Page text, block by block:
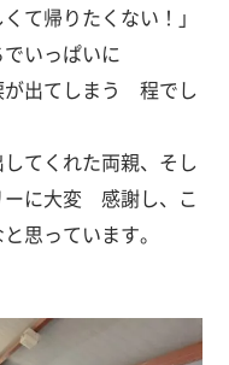
て帰りたくない！」
でいっぱいに
が出てしまう 程でし
てくれた両親、そし
ーに大変 感謝し、こ
思っています。